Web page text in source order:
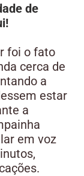
de
foi o fato
cerca de
a
estar
a
em voz